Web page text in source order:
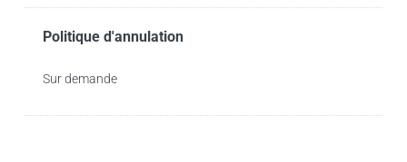
Politique d'annulation
Sur demande